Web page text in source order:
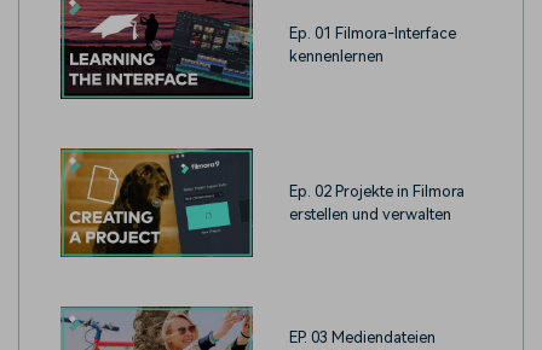
Ep. 01 Filmora-Interface
kennenlernen
Ep. 02 Projekte in Filmora
erstellen und verwalten
EP. 03 Mediendateien